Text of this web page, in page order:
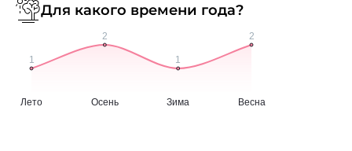
Для какого времени года?